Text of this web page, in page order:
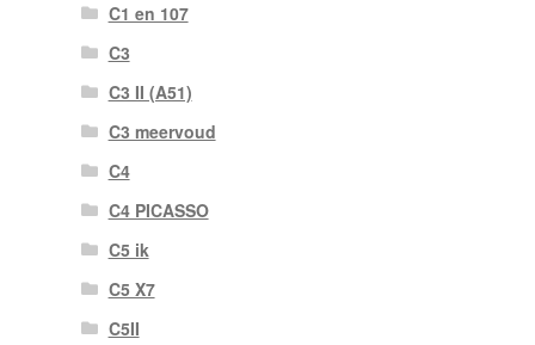
C1 en 107
C3
C3 II (A51)
C3 meervoud
C4
C4 PICASSO
C5 ik
C5 X7
C5II